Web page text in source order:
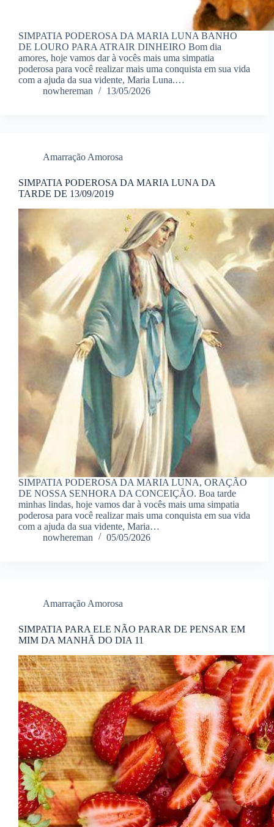
SIMPATIA PODEROSA DA MARIA LUNA BANHO
DE LOURO PARA ATRAIR DINHEIRO Bom dia
amores, hoje vamos dar à vocês mais uma simpatia
poderosa para você realizar mais uma conquista em sua vida
com a ajuda da sua vidente, Maria Luna.…
nowhereman
13/05/2026
Amarração Amorosa
SIMPATIA PODEROSA DA MARIA LUNA DA
TARDE DE 13/09/2019
SIMPATIA PODEROSA DA MARIA LUNA, ORAÇÃO
DE NOSSA SENHORA DA CONCEIÇÃO. Boa tarde
minhas lindas, hoje vamos dar à vocês mais uma simpatia
poderosa para você realizar mais uma conquista em sua vida
com a ajuda da sua vidente, Maria…
nowhereman
05/05/2026
Amarração Amorosa
SIMPATIA PARA ELE NÃO PARAR DE PENSAR EM
MIM DA MANHÃ DO DIA 11